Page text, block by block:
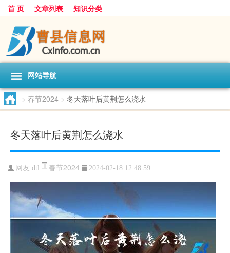
首 页 文章列表 知识分类
网站导航
> 春节2024 > 冬天落叶后黄荆怎么浇水
冬天落叶后黄荆怎么浇水
网友:dtl 春节2024 2024-02-18 12:48:59